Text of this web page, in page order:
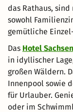
das Rathaus,
sowohl
gemütliche
Das Hotel
in idyllischer
großen Wäldern.
Innenpool sowie
für Urlauber.
oder im